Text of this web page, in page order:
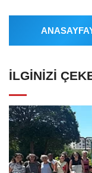
İLGINIZI